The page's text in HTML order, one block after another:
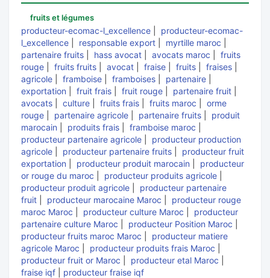
fruits et légumes
producteur-ecomac-l_excellence
producteur-ecomac-
l_excellence
responsable export myrtille maroc
partenaire fruits
hass avocat avocats maroc
fruits
rouge
fruits fruits avocat fraise fruits fraises
agricole
framboise framboises partenaire
exportation
fruit frais fruit rouge partenaire fruit
avocats
culture fruits frais fruits maroc
orme
rouge
partenaire agricole partenaire fruits
produit
marocain
produits frais framboise maroc
producteur partenaire agricole
producteur production
agricole
producteur partenaire fruits
producteur fruit
exportation
producteur produit marocain
producteur
or rouge du maroc
producteur produits agricole
producteur produit agricole
producteur partenaire
fruit
producteur marocaine Maroc
producteur rouge
maroc Maroc
producteur culture Maroc
producteur
partenaire culture Maroc
producteur Position Maroc
producteur fruits maroc Maroc
producteur matiere
agricole Maroc
producteur produits frais Maroc
producteur fruit or Maroc
producteur etal Maroc
fraise iqf
producteur fraise iqf